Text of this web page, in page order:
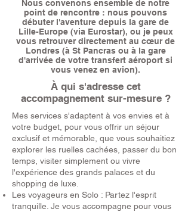
Nous convenons ensemble de notre
point de rencontre : nous pouvons
débuter l'aventure depuis la gare de
Lille-Europe (via Eurostar), ou je peux
vous retrouver directement au cœur de
Londres (à St Pancras ou à la gare
d'arrivée de votre transfert aéroport si
vous venez en avion).
À qui s'adresse cet
accompagnement sur-mesure ?
Mes services s'adaptent à vos envies et à
votre budget, pour vous offrir un séjour
exclusif et mémorable, que vous souhaitiez
explorer les ruelles cachées, passer du bon
temps, visiter simplement ou vivre
l'expérience des grands palaces et du
shopping de luxe.
Les voyageurs en Solo : Partez l'esprit
tranquille. Je vous accompagne pour vous